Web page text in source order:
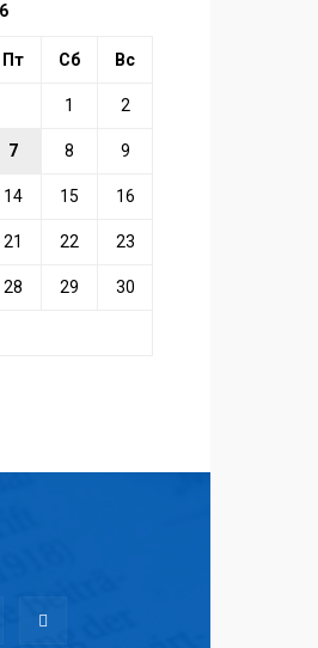
Пт Сб Вс
1 2
7 8 9
14 15 16
21 22 23
28 29 30